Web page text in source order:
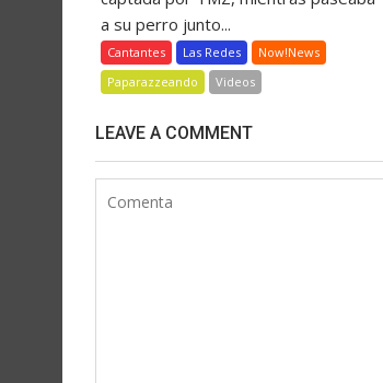
a su perro junto...
Cantantes Las Redes
Now!News
Paparazzeando
Videos
LEAVE A COMMENT